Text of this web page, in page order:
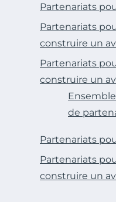
Partenariats
Partenariats
construire un
Partenariats
construire un
de
Partenariats
Partenariats
construire un